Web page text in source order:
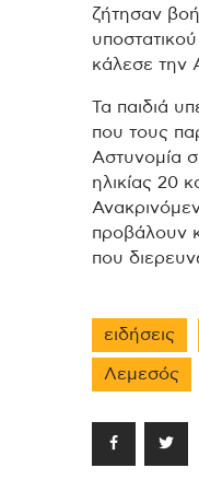
ζήτησαν
κάλεσε την
Τα παιδιά
που τους
Αστυνομία
ηλικίας 20
προβάλουν
που
ειδήσεις
Λεμεσός